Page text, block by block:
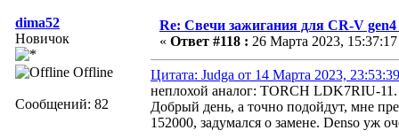
dima52
Новичок
Offline
Сообщений: 82
Re: Свечи зажигания для CR-V
« Ответ #118 : 26 Марта 2023,
Цитата: Judga от 14 Марта 2023, 23:53:39
неплохой аналог: TORCH LDK7RIU-
Добрый день, а точно подойдут, мне
152000, задумался о замене. Denso уж